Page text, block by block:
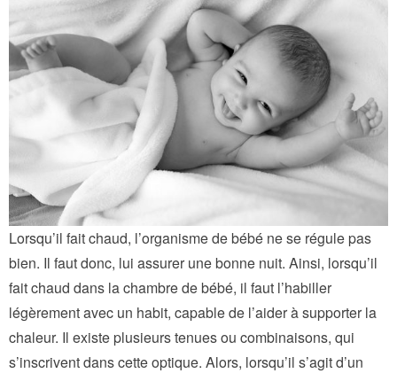
Lorsqu’il fait chaud, l’organisme de bébé ne se régule pas
bien. Il faut donc, lui assurer une bonne nuit. Ainsi, lorsqu’il
fait chaud dans la chambre de bébé, il faut l’habiller
légèrement avec un habit, capable de l’aider à supporter la
chaleur. Il existe plusieurs tenues ou combinaisons, qui
s’inscrivent dans cette optique. Alors, lorsqu’il s’agit d’un